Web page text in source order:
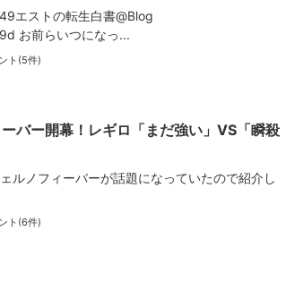
ストの転生白書@Blog
お前らいつになっ...
ト(5件)
バー開幕！レギロ「まだ強い」VS「瞬殺
ルノフィーバーが話題になっていたので紹介し
ト(6件)